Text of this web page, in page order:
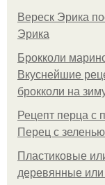
Вереск Эрика
Эрика
Брокколи
Вкуснейшие
брокколи на
Рецепт перца с
Перец с
Пластиковые
деревянные или